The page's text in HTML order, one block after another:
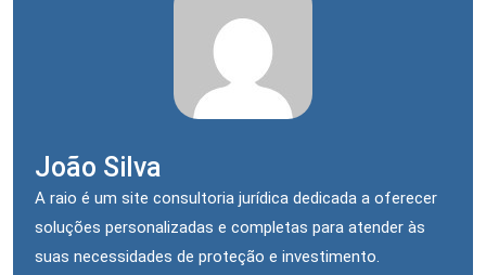
João Silva
A raio é um site consultoria jurídica dedicada a oferecer
soluções personalizadas e completas para atender às
suas necessidades de proteção e investimento.